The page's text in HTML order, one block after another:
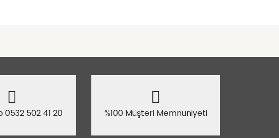
502 41 20 %100 Müşteri Memnuniyeti